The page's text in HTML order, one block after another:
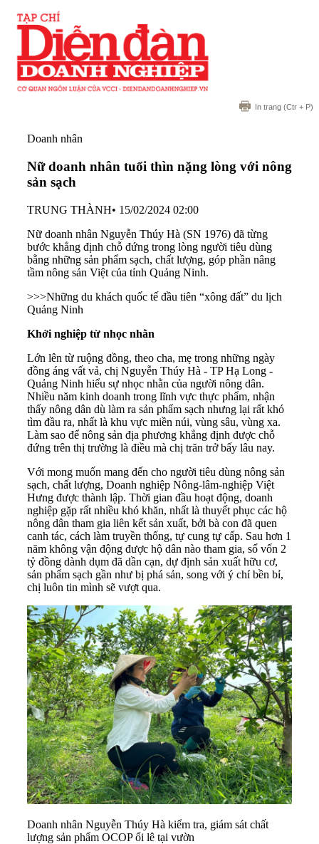
In trang (Ctr + P)
Doanh nhân
Nữ doanh nhân tuổi thìn nặng lòng với nông
sản sạch
TRUNG THÀNH• 15/02/2024 02:00
Nữ doanh nhân Nguyễn Thúy Hà (SN 1976) đã từng
bước khẳng định chỗ đứng trong lòng người tiêu dùng
bằng những sản phẩm sạch, chất lượng, góp phần nâng
tầm nông sản Việt của tỉnh Quảng Ninh.
>>>Những du khách quốc tế đầu tiên “xông đất” du lịch
Quảng Ninh
Khởi nghiệp từ nhọc nhằn
Lớn lên từ ruộng đồng, theo cha, mẹ trong những ngày
đồng áng vất vả, chị Nguyễn Thúy Hà - TP Hạ Long -
Quảng Ninh hiểu sự nhọc nhằn của người nông dân.
Nhiều năm kinh doanh trong lĩnh vực thực phẩm, nhận
thấy nông dân dù làm ra sản phẩm sạch nhưng lại rất khó
tìm đầu ra, nhất là khu vực miền núi, vùng sâu, vùng xa.
Làm sao để nông sản địa phương khẳng định được chỗ
đứng trên thị trường là điều mà chị trăn trở bấy lâu nay.
Với mong muốn mang đến cho người tiêu dùng nông sản
sạch, chất lượng, Doanh nghiệp Nông-lâm-nghiệp Việt
Hưng được thành lập. Thời gian đầu hoạt động, doanh
nghiệp gặp rất nhiều khó khăn, nhất là thuyết phục các hộ
nông dân tham gia liên kết sản xuất, bởi bà con đã quen
canh tác, cách làm truyền thống, tự cung tự cấp. Sau hơn 1
năm không vận động được hộ dân nào tham gia, số vốn 2
tỷ đồng dành dụm đã dần cạn, dự định sản xuất hữu cơ,
sản phẩm sạch gần như bị phá sản, song với ý chí bền bỉ,
chị luôn tin mình sẽ vượt qua.
Doanh nhân Nguyễn Thúy Hà kiểm tra, giám sát chất
lượng sản phẩm OCOP ổi lê tại vườn